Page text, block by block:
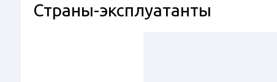
Страны-эксплуатанты